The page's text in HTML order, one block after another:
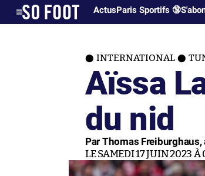
ActusParis Sportifs 🔞
INTERNATIONAL
Aïssa
du nid
Par Thomas Freiburghaus,
LE SAMEDI 17 JUIN 2023 À